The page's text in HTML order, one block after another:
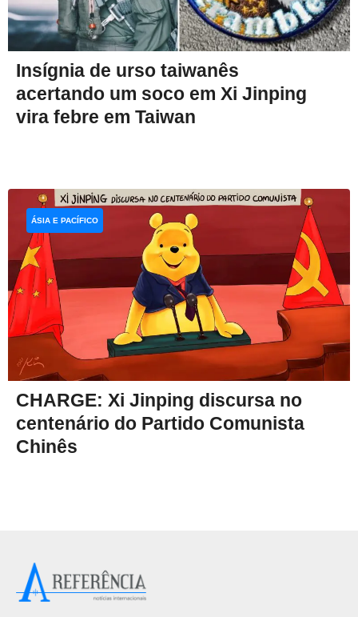
Insígnia de urso taiwanês
acertando um soco em Xi Jinping
vira febre em Taiwan
CHARGE: Xi Jinping discursa no
centenário do Partido Comunista
Chinês
ÁSIA E PACÍFICO